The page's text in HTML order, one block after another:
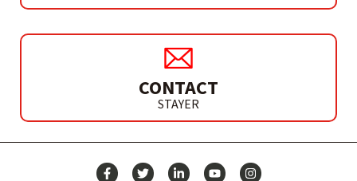
CONTACT
STAYER